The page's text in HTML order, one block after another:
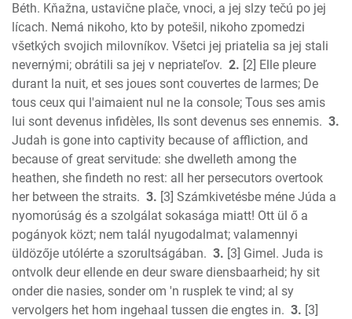
Nahum
Habakkuk
Zephaniah
Haggai
Zechariah
New Testament
Malachi
Matthew
Mark
Luke
John
Acts
Romans
1 Corinthians
2 Corinthians
Béth. Kňažna, ustavične plače, vnoci, a jej slzy tečú po jej
lícach. Nemá nikoho, kto by potešil, nikoho zpomedzi
všetkých svojich milovníkov. Všetci jej priatelia sa jej stali
nevernými; obrátili sa jej v nepriateľov. 2. [2] Elle pleure
durant la nuit, et ses joues sont couvertes de larmes; De
tous ceux qui l'aimaient nul ne la console; Tous ses amis
lui sont devenus infidèles, Ils sont devenus ses ennemis. 3.
Judah is gone into captivity because of affliction, and
because of great servitude: she dwelleth among the
heathen, she findeth no rest: all her persecutors overtook
her between the straits. 3. [3] Számkivetésbe méne Júda a
nyomorúság és a szolgálat sokasága miatt! Ott ül ő a
pogányok közt; nem talál nyugodalmat; valamennyi
üldözője utólérte a szorultságában. 3. [3] Gimel. Juda is
ontvolk deur ellende en deur sware diensbaarheid; hy sit
onder die nasies, sonder om 'n rusplek te vind; al sy
vervolgers het hom ingehaal tussen die engtes in. 3. [3]